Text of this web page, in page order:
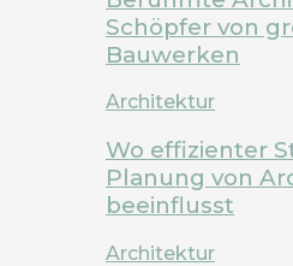
Schöpfer von
Bauwerken
Architektur
Wo effizienter
Planung von
beeinflusst
Architektur